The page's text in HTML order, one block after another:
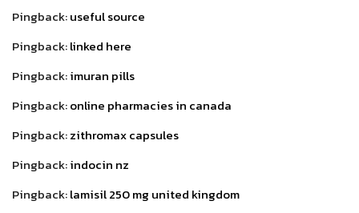
Pingback:useful source
Pingback:linked here
Pingback:imuran pills
Pingback:online pharmacies in canada
Pingback:zithromax capsules
Pingback:indocin nz
Pingback:lamisil 250 mg united kingdom